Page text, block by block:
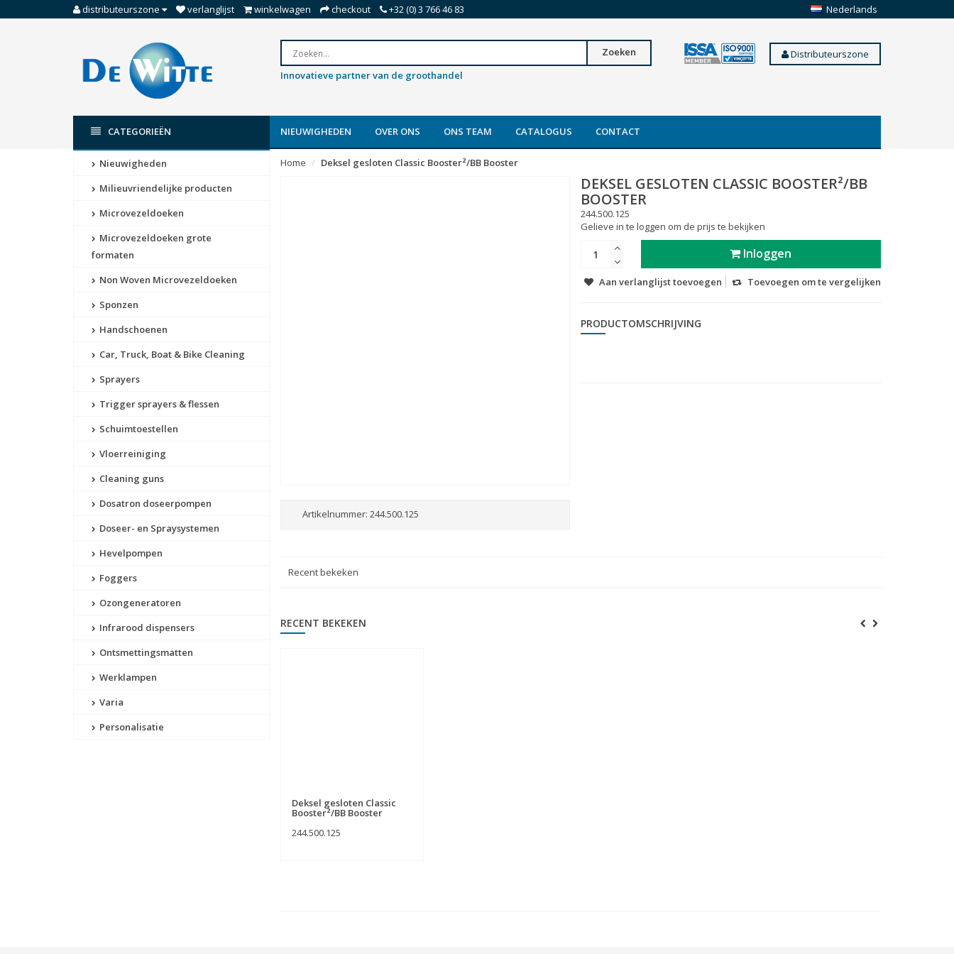
distributeurszone verlanglijst winkelwagen checkout +32 (0) 3 766 46 83 Nederlands
Zoeken
Innovatieve partner van de groothandel
Distributeurszone
CATEGORIEËN NIEUWIGHEDEN OVER ONS ONS TEAM CATALOGUS CONTACT
Nieuwigheden
Milieuvriendelijke producten
Microvezeldoeken
Microvezeldoeken grote
formaten
Non Woven Microvezeldoeken
Sponzen
Handschoenen
Car, Truck, Boat & Bike Cleaning
Sprayers
Trigger sprayers & flessen
Schuimtoestellen
Vloerreiniging
Cleaning guns
Dosatron doseerpompen
Doseer- en Spraysystemen
Hevelpompen
Foggers
Ozongeneratoren
Infrarood dispensers
Ontsmettingsmatten
Werklampen
Varia
Personalisatie
Home Deksel gesloten Classic Booster²/BB Booster
Artikelnummer: 244.500.125
DEKSEL GESLOTEN CLASSIC BOOSTER²/BB
BOOSTER
244.500.125
Gelieve in te loggen om de prijs te bekijken
Inloggen
Aan verlanglijst toevoegen Toevoegen om te vergelijken
PRODUCTOMSCHRIJVING
Recent bekeken
RECENT BEKEKEN
Deksel gesloten Classic
Booster²/BB Booster
244.500.125